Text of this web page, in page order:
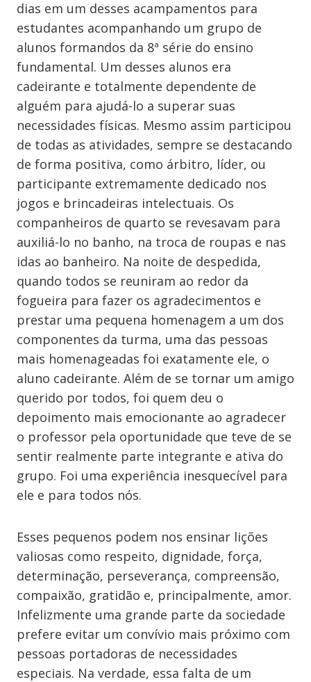
dias em um desses acampamentos para
estudantes acompanhando um grupo de
alunos formandos da 8ª série do ensino
fundamental. Um desses alunos era
cadeirante e totalmente dependente de
alguém para ajudá-lo a superar suas
necessidades físicas. Mesmo assim participou
de todas as atividades, sempre se destacando
de forma positiva, como árbitro, líder, ou
participante extremamente dedicado nos
jogos e brincadeiras intelectuais. Os
companheiros de quarto se revesavam para
auxiliá-lo no banho, na troca de roupas e nas
idas ao banheiro. Na noite de despedida,
quando todos se reuniram ao redor da
fogueira para fazer os agradecimentos e
prestar uma pequena homenagem a um dos
componentes da turma, uma das pessoas
mais homenageadas foi exatamente ele, o
aluno cadeirante. Além de se tornar um amigo
querido por todos, foi quem deu o
depoimento mais emocionante ao agradecer
o professor pela oportunidade que teve de se
sentir realmente parte integrante e ativa do
grupo. Foi uma experiência inesquecível para
ele e para todos nós.
Esses pequenos podem nos ensinar lições
valiosas como respeito, dignidade, força,
determinação, perseverança, compreensão,
compaixão, gratidão e, principalmente, amor.
Infelizmente uma grande parte da sociedade
prefere evitar um convívio mais próximo com
pessoas portadoras de necessidades
especiais. Na verdade, essa falta de um